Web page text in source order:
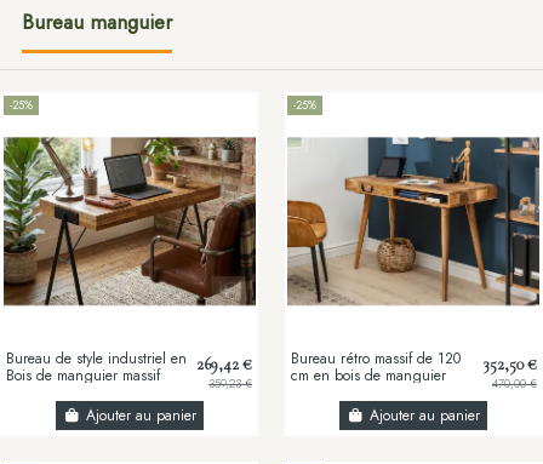
Bureau manguier
-25%
Bureau de style industriel en
Bois de manguier massif
269,42 €
359,23 €
Ajouter au panier
-25%
Bureau rétro massif de 120
cm en bois de manguier
352,50 €
470,00 €
Ajouter au panier